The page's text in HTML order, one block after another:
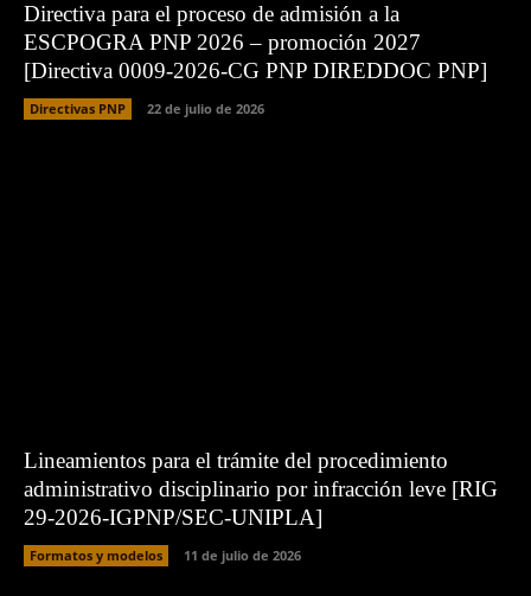
Directiva para el proceso de admisión a la
ESCPOGRA PNP 2026 – promoción 2027
[Directiva 0009-2026-CG PNP DIREDDOC PNP]
Directivas PNP 22 de julio de 2026
Lineamientos para el trámite del procedimiento
administrativo disciplinario por infracción leve [RIG
29-2026-IGPNP/SEC-UNIPLA]
Formatos y modelos 11 de julio de 2026